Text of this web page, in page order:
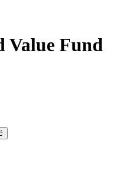
Value Fund